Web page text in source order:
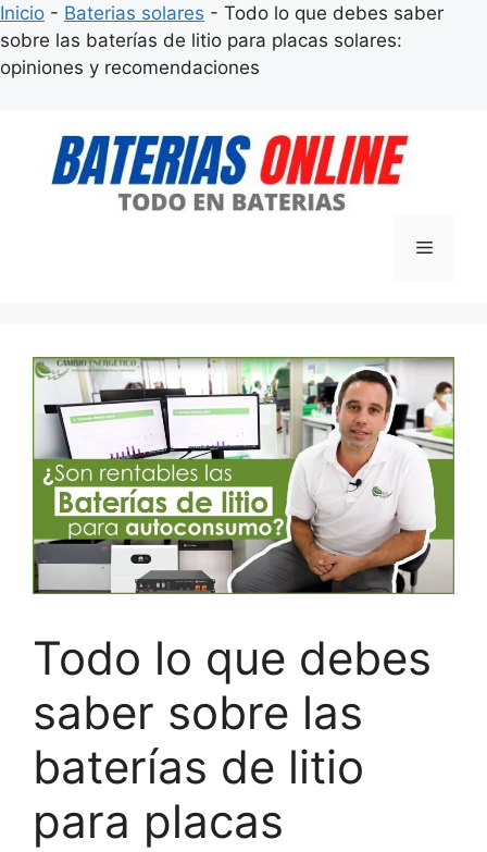
Inicio - Baterias solares - Todo lo que debes saber
sobre las baterías de litio para placas solares:
opiniones y recomendaciones
contenido
Menú
Todo lo que debes
saber sobre las
baterías de litio
para placas